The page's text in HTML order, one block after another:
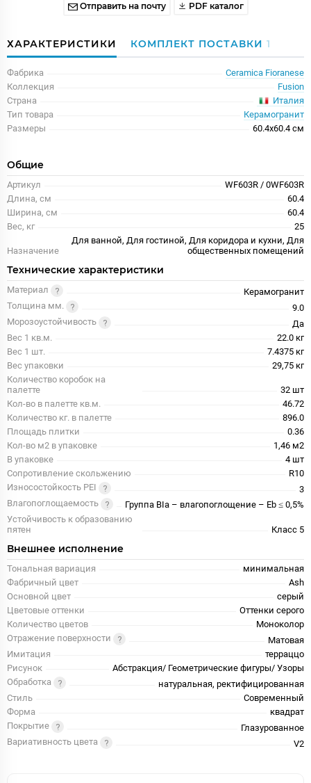
Отправить на почту PDF каталог
ХАРАКТЕРИСТИКИ КОМПЛЕКТ ПОСТАВКИ 1
Фабрика
Ceramica Fioranese
Коллекция
Fusion
Страна
Италия
Тип товара
Керамогранит
Размеры
60.4x60.4 см
Общие
Артикул
WF603R / 0WF603R
Длина, см
60.4
Ширина, см
60.4
Вес, кг
25
Назначение
Для ванной, Для гостиной, Для коридора и кухни, Для
общественных помещений
Технические характеристики
Материал
Керамогранит
Толщина мм.
9.0
Морозоустойчивость
Да
Вес 1 кв.м.
22.0 кг
Вес 1 шт.
7.4375 кг
Вес упаковки
29,75 кг
Количество коробок на
палетте
32 шт
Кол-во в палетте кв.м.
46.72
Количество кг. в палетте
896.0
Площадь плитки
0.36
Кол-во м2 в упаковке
1,46 м2
В упаковке
4 шт
Сопротивление скольжению
R10
Износостойкость PEI
3
Влагопоглощаемость
Группа BIa – влагопоглощение – Eb ≤ 0,5%
Устойчивость к образованию
пятен
Класс 5
Внешнее исполнение
Тональная вариация
минимальная
Фабричный цвет
Ash
Основной цвет
серый
Цветовые оттенки
Оттенки серого
Количество цветов
Моноколор
Отражение поверхности
Матовая
Имитация
терраццо
Рисунок
Абстракция/ Геометрические фигуры/ Узоры
Обработка
натуральная, ректифицированная
Стиль
Современный
Форма
квадрат
Покрытие
Глазурованное
Вариативность цвета
V2